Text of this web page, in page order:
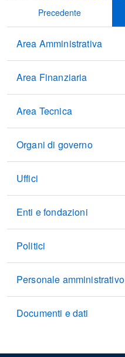
Precedente
Area Amministrativa
Area Finanziaria
Area Tecnica
Organi di governo
Uffici
Enti e fondazioni
Politici
Personale amministrativo
Documenti e dati